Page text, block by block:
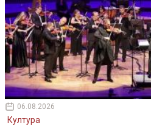
06.08.2026
Култура